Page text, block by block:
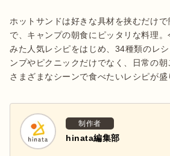
ホットサンドは好きな具材を挟むだけ
で、キャンプの朝食にピッタリな料理
みた人気レシピをはじめ、34種類のレ
ンプやピクニックだけでなく、日常の朝
さまざまなシーンで食べたいレシピが盛
制作者
hinata編集部